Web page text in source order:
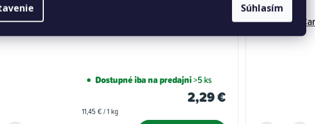
Súhlasím
Carny konzerva pre mačky hovädzie 200 g
Dostupné iba na predajni>5 ks
2,29 €
Jednotková
11,45 € / 1 kg
Animonda